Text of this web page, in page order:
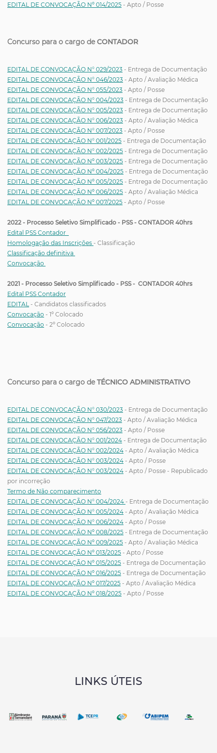
EDITAL DE CONVOCAÇÃO Nº 014/2025 - Apto / Posse
Concurso para o cargo deCONTADOR
EDITAL DE CONVOCAÇÃO N° 029/2023 - Entrega de Documentação
EDITAL DE CONVOCAÇÃO N° 046/2023 - Apto / Avaliação Médica
EDITAL DE CONVOCAÇÃO N° 055/2023 - Apto / Posse
EDITAL DE CONVOCAÇÃO N° 004/2023 - Entrega de Documentação
EDITAL DE CONVOCAÇÃO N° 005/2023 - Entrega de Documentação
EDITAL DE CONVOCAÇÃO N° 006/2023 - Apto / Avaliação Médica
EDITAL DE CONVOCAÇÃO N° 007/2023 - Apto / Posse
EDITAL DE CONVOCAÇÃO N° 001/2025 - Entrega de Documentação
EDITAL DE CONVOCAÇÃO N° 002/2025 - Entrega de Documentação
EDITAL DE CONVOCAÇÃO Nº 003/2025 - Entrega de Documentação
EDITAL DE CONVOCAÇÃO Nº 004/2025 - Entrega de Documentação
EDITAL DE CONVOCAÇÃO Nº 005/2025 - Entrega de Documentação
EDITAL DE CONVOCAÇÃO Nº 006/2025 - Apto / Avaliação Médica
EDITAL DE CONVOCAÇÃO Nº 007/2025 - Apto / Posse
2022 - Processo Seletivo Simplificado - PSS - CONTADOR 40hrs
Edital PSS Contador
Homologação das Inscrições - Classificação
Classificação definitiva
Convocação
2021 - Processo Seletivo Simplificado - PSS - CONTADOR 40hrs
Edital PSS Contador
EDITAL - Candidatos classificados
Convocação - 1º Colocado
Convocação - 2º Colocado
Concurso para o cargo deTÉCNICO ADMINISTRATIVO
EDITAL DE CONVOCAÇÃO N° 030/2023 - Entrega de Documentação
EDITAL DE CONVOCAÇÃO N° 047/2023 - Apto / Avaliação Médica
EDITAL DE CONVOCAÇÃO N° 056/2023 - Apto / Posse
EDITAL DE CONVOCAÇÃO N° 001/2024 - Entrega de Documentação
EDITAL DE CONVOCAÇÃO N° 002/2024 - Apto / Avaliação Médica
EDITAL DE CONVOCAÇÃO N° 003/2024 - Apto / Posse
EDITAL DE CONVOCAÇÃO N° 003/2024 - Apto / Posse - Republicado
por incorreção
Termo de Não comparecimento
EDITAL DE CONVOCAÇÃO N° 004/2024 - Entrega de Documentação
EDITAL DE CONVOCAÇÃO N° 005/2024 - Apto / Avaliação Médica
EDITAL DE CONVOCAÇÃO N° 006/2024 - Apto / Posse
EDITAL DE CONVOCAÇÃO Nº 008/2025 - Entrega de Documentação
EDITAL DE CONVOCAÇÃO Nº 009/2025 - Apto / Avaliação Médica
EDITAL DE CONVOCAÇÃO Nº 013/2025 - Apto / Posse
EDITAL DE CONVOCAÇÃO Nº 015/2025 - Entrega de Documentação
EDITAL DE CONVOCAÇÃO Nº 016/2025 - Entrega de Documentação
EDITAL DE CONVOCAÇÃO Nº 017/2025 - Apto / Avaliação Médica
EDITAL DE CONVOCAÇÃO Nº 018/2025 - Apto / Posse
LINKS ÚTEIS